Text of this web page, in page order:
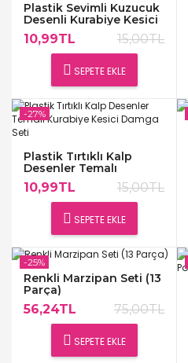
Plastik Sevimli Kuzucuk
Desenli Kurabiye Kesici
Damga Seti
10,99TL 15,00TL
SEPETE EKLE
Plastik Tırtıklı Kalp
Desenler Temalı
Kurabiye Kesici Damga
Seti
10,99TL 15,00TL
SEPETE EKLE
-27%
Renkli Marzipan Seti (13
Parça)
56,24TL 75,00TL
SEPETE EKLE
-25%